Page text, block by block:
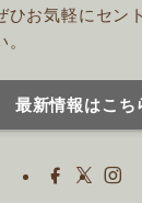
ひお気軽にセン
最新情報はこち